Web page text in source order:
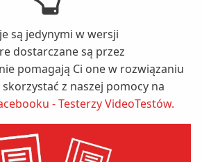
są jedynymi w wersji
dostarczane są przez
pomagają Ci one w rozwiązaniu
z naszej pomocy na
- Testerzy VideoTestów.